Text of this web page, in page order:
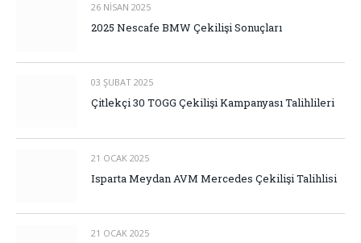
26 NISAN 2025
2025 Nescafe BMW Çekilişi Sonuçları
03 ŞUBAT 2025
Çitlekçi 30 TOGG Çekilişi Kampanyası Talihlileri
21 OCAK 2025
Isparta Meydan AVM Mercedes Çekilişi Talihlisi
21 OCAK 2025